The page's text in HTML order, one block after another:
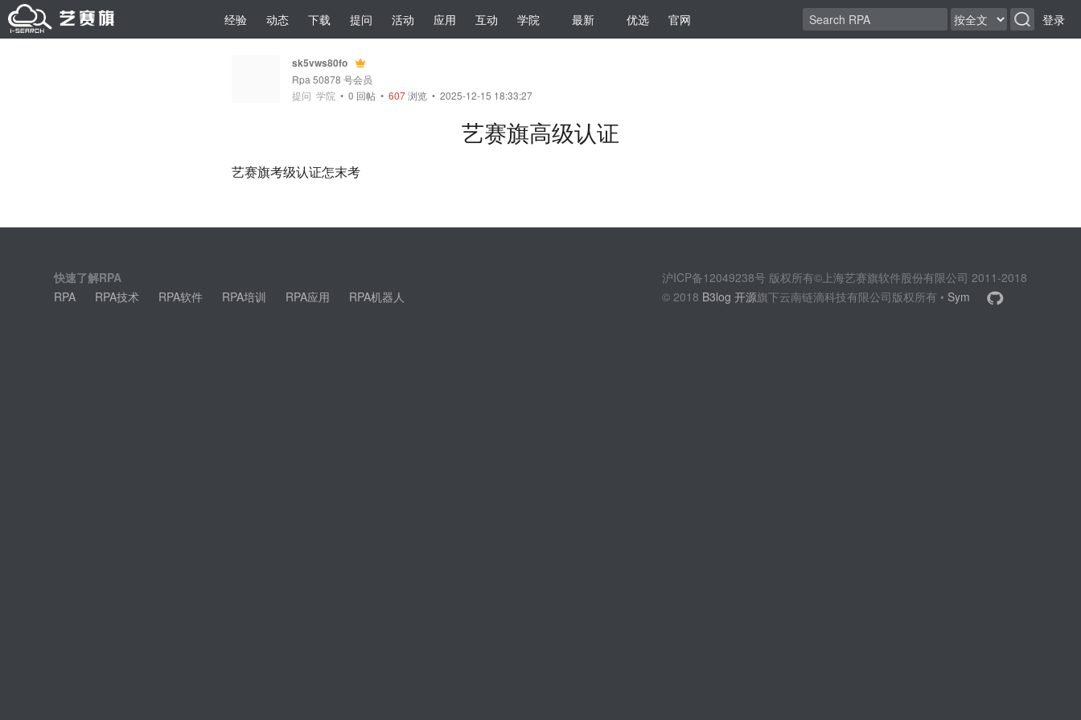
经验 动态 下载 提问 活动 应用 互动 学院 最新 优选 官网 登录
sk5vws80fo
Rpa 50878 号会员
提问 学院 • 0 回帖 • 607浏览 • 2025-12-15 18:33:27
艺赛旗高级认证
艺赛旗考级认证怎末考
快速了解RPA
RPA
RPA技术 RPA软件 RPA培训 RPA应用 RPA机器人
沪ICP备12049238号 版权所有©上海艺赛旗软件股份有限公司 2011-2018
© 2018 B3log 开源旗下云南链滴科技有限公司版权所有 • Sym